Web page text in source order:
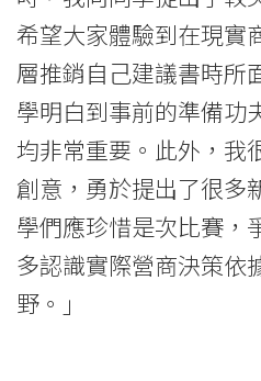
希望大家體驗到在現實
層推銷自己建議書時所
學明白到事前的準備功
均非常重要。此外，我
創意，勇於提出了很多
學們應珍惜是次比賽，
多認識實際營商決策依
野。」